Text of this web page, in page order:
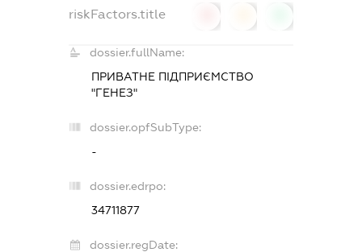
riskFactors.title
dossier.fullName:
ПРИВАТНЕ ПІДПРИЄМСТВО
"ГЕНЕЗ"
dossier.opfSubType:
-
dossier.edrpo:
34711877
dossier.regDate: